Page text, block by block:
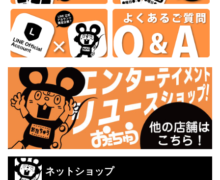
ネットショップ